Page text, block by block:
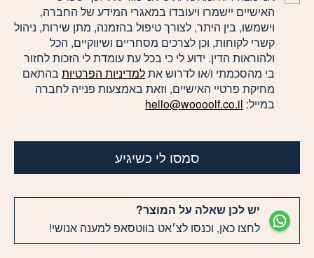
האישיים יישמרו ויעובדו במאגרי המידע של החברה,
וישמשו, בין היתר, לצורך טיפול בהזמנה, מתן שירות, ניהול
קשרי לקוחות, וכן לצרכים מסחריים ושיווקיים, הכל
ולהוראות הדין. ידוע לי כי בכל עת עומדת לי הזכות לחזור
בי מהסכמתי ו/או לדרוש אתלמדיניות הפרטיותבהתאם
מחיקת פרטיי האישיים, וזאת באמצעות פנייה לחברה
במייל: hello@woooolf.co.il
סמסו לי כשיגיע
יש לכן שאלה על המוצר?
לחצו כאן, וכנסו לצ׳אט בווטסאפ למענה אנושי!